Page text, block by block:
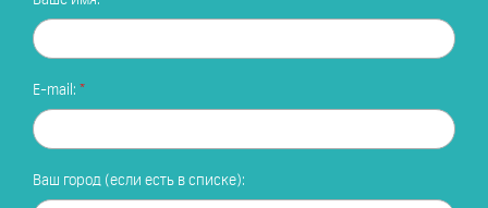
E-mail:
Ваш город (если есть в списке):